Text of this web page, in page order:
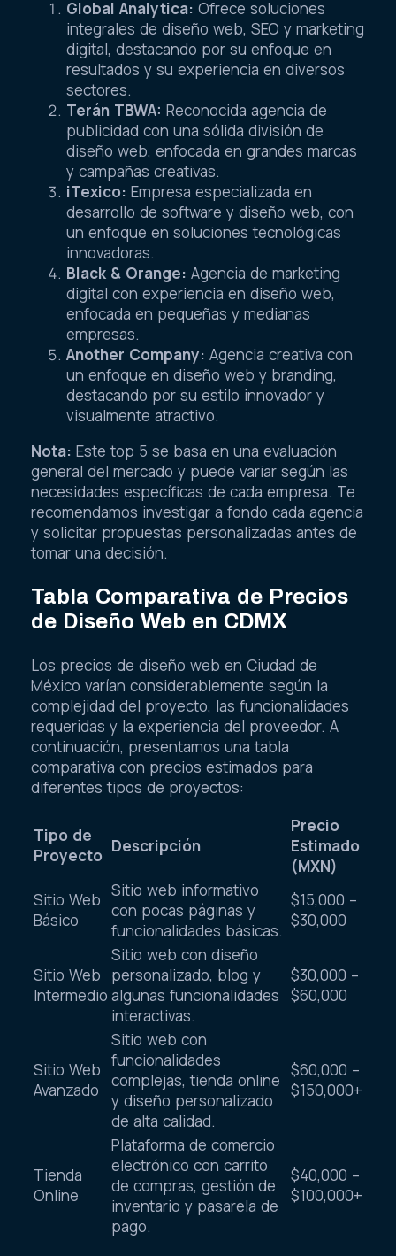
Global Analytica: Ofrece soluciones
integrales de diseño web, SEO y marketing
digital, destacando por su enfoque en
resultados y su experiencia en diversos
sectores.
Terán TBWA: Reconocida agencia de
publicidad con una sólida división de
diseño web, enfocada en grandes marcas
y campañas creativas.
iTexico: Empresa especializada en
desarrollo de software y diseño web, con
un enfoque en soluciones tecnológicas
innovadoras.
Black & Orange: Agencia de marketing
digital con experiencia en diseño web,
enfocada en pequeñas y medianas
empresas.
Another Company: Agencia creativa con
un enfoque en diseño web y branding,
destacando por su estilo innovador y
visualmente atractivo.
Nota: Este top 5 se basa en una evaluación
general del mercado y puede variar según las
necesidades específicas de cada empresa. Te
recomendamos investigar a fondo cada agencia
y solicitar propuestas personalizadas antes de
tomar una decisión.
Tabla Comparativa de Precios
de Diseño Web en CDMX
Los precios de diseño web en Ciudad de
México varían considerablemente según la
complejidad del proyecto, las funcionalidades
requeridas y la experiencia del proveedor. A
continuación, presentamos una tabla
comparativa con precios estimados para
diferentes tipos de proyectos:
Tipo de
Proyecto Descripción
Precio
Estimado
(MXN)
Sitio Web
Básico
Sitio web informativo
con pocas páginas y
funcionalidades básicas.
$15,000 –
$30,000
Sitio Web
Intermedio
Sitio web con diseño
personalizado, blog y
algunas funcionalidades
interactivas.
$30,000 –
$60,000
Sitio Web
Avanzado
Sitio web con
funcionalidades
complejas, tienda online
y diseño personalizado
de alta calidad.
$60,000 –
$150,000+
Tienda
Online
Plataforma de comercio
electrónico con carrito
de compras, gestión de
inventario y pasarela de
pago.
$40,000 –
$100,000+